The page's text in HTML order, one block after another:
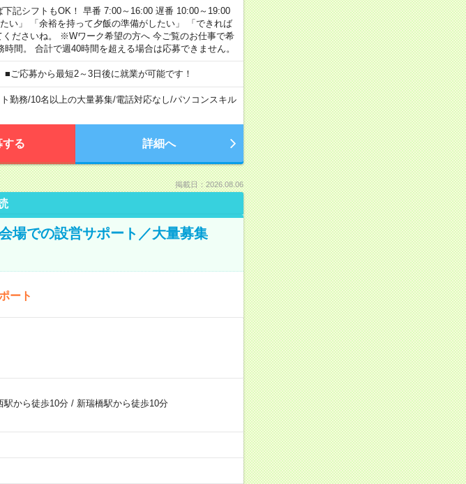
記シフトもOK！ 早番 7:00～16:00 遅番 10:00～19:00
い」 「余裕を持って夕飯の準備がしたい」 「できれば
ださいね。 ※Wワーク希望の方へ 今ご覧のお仕事で希
間。 合計で週40時間を超える場合は応募できません。
ご応募から最短2～3日後に就業が可能です！
勤務/10名以上の大量募集/電話対応なし/パソコンスキル
する 詳細へ
掲載日：2026.08.06
場での設営サポート／大量募集
ート
駅から徒歩10分/ 新瑞橋駅から徒歩10分